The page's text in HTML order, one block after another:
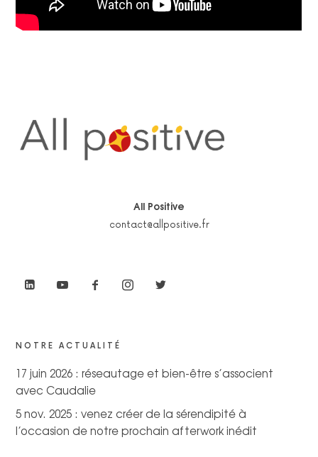
All Positive
contact@allpositive.fr
NOTRE ACTUALITÉ
17 juin 2026 : réseautage et bien-être s’associent
avec Caudalie
5 nov. 2025 : venez créer de la sérendipité à
l’occasion de notre prochain afterwork inédit